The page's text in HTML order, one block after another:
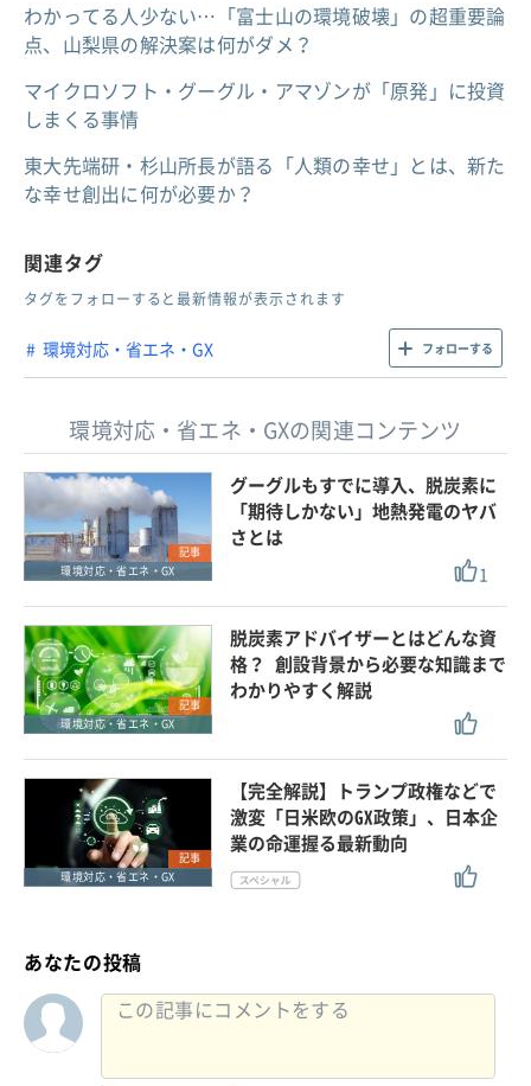
わかってる人少ない…「富士山の環境破壊」の超重要論
点、山梨県の解決案は何がダメ？
マイクロソフト・グーグル・アマゾンが「原発」に投資
しまくる事情
東大先端研・杉山所長が語る「人類の幸せ」とは、新た
な幸せ創出に何が必要か？
関連タグ
タグをフォローすると最新情報が表示されます
環境対応・省エネ・GX フォローする
環境対応・省エネ・GXの関連コンテンツ
記事
環境対応・省エネ・GX
グーグルもすでに導入、脱炭素に
「期待しかない」地熱発電のヤバ
さとは
1
記事
環境対応・省エネ・GX
脱炭素アドバイザーとはどんな資
格？ 創設背景から必要な知識まで
わかりやすく解説
記事
環境対応・省エネ・GX
【完全解説】トランプ政権などで
激変「日米欧のGX政策」、日本企
業の命運握る最新動向
あなたの投稿